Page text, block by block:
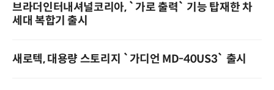
브라더인터내셔널코리아, `가로 출력` 기능 탑재한 차
세대 복합기 출시
새로텍, 대용량 스토리지 `가디언 MD-40US3` 출시